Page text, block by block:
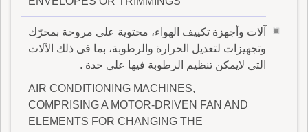
آلات وأجهزة تكييف الهواء، محتوية على مروحة بمحرّك
وتجهيزات لتعديل الحرارة والرطوبة، بما فى ذلك الآلات
التى لايمكن تنظيم الرطوبة فيها على حدة .
AIR CONDITIONING MACHINES,
COMPRISING A MOTOR-DRIVEN FAN AND
ELEMENTS FOR CHANGING THE